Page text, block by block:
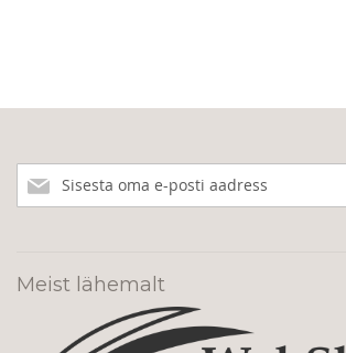
meie
Meist lähemalt